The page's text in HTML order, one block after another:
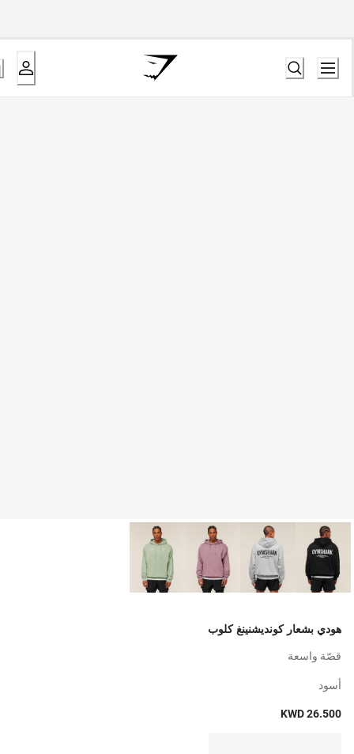
هودي بشعار كونديشنينغ كلوب
قصّة واسعة
أسود
KWD 26.500